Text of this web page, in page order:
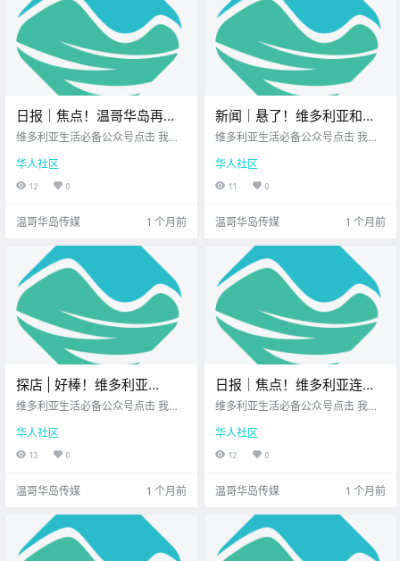
日报｜焦点！温哥华岛再现
两起人为引发山火！
闭！
维多利亚生活必备公众号点击 我在
想一直在你身边您值得信赖的地产
经纪北美最大亚洲超市公元2026年
预报（.
华人社区
12 0
温哥华岛传媒 1 个月前
新闻｜悬了！维多利亚和
Saanich还能合并吗？维多利
商场定位要大改？
维多利亚生活必备公众号点击 我在
想一直在你身边北美最大亚洲超市
您值得信赖的地产经纪 大家周二好
来看看吧！ .
华人社区
11 0
温哥华岛传媒 1 个月前
探店 | 好棒！维多利亚
Uptown这家艺术感咖啡馆，
维多利亚生活必备公众号点击 我在
想一直在你身边UPS维多利亚DT店
您值得信赖的地产经纪 前几天在Upt
own逛街 我偶然发现了这家 名为Rh
累了 正想着找.
华人社区
13 0
温哥华岛传媒 1 个月前
日报｜焦点！维多利亚连犯
两案的嫌疑人已被起诉！温
维多利亚生活必备公众号点击 我在
想一直在你身边您值得信赖的地产
经纪UPS维多利亚DT店公元2026年
6月23日 农历5月9日 星期二 巨蟹
预报（.
华人社区
12 0
温哥华岛传媒 1 个月前